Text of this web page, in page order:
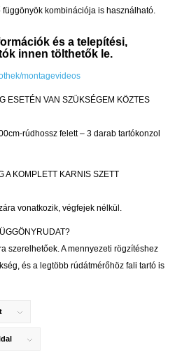
kombinációja is használható.
és a telepítési,
innen tölthetők le.
montagevideos
ESETÉN VAN SZÜKSÉGEM KÖZTES
rúdhossz felett – 3 darab tartókonzol
A KOMPLETT KARNIS SZETT
vonatkozik, végfejek nélkül.
szerelhetőek. A mennyezeti rögzítéshez
és a legtöbb rúdátmérőhöz fali tartó is